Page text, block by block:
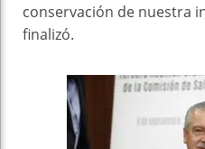
conservación de nuestra
finalizó.